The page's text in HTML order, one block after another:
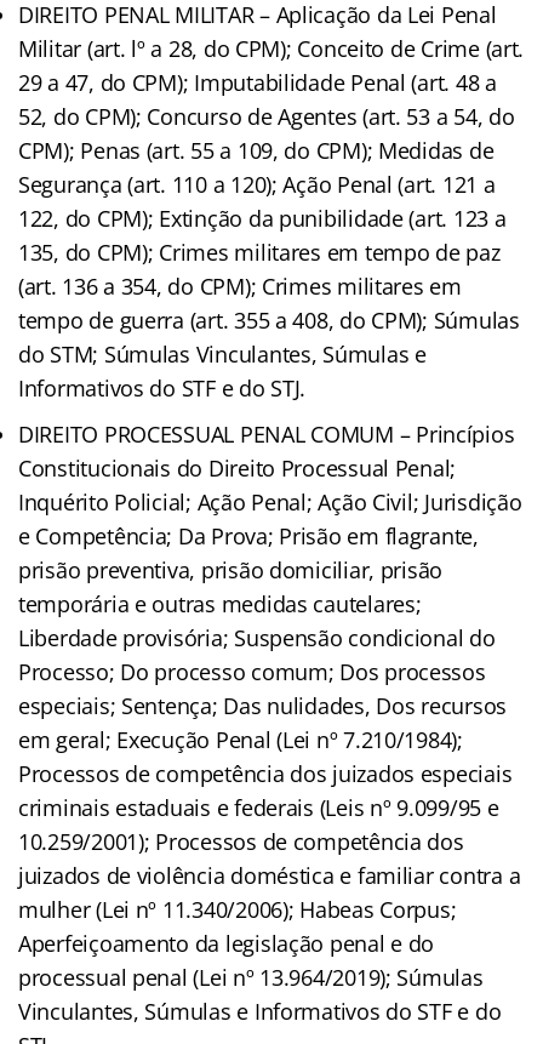
DIREITO PENAL MILITAR – Aplicação da Lei Penal
Militar (art. lº a 28, do CPM); Conceito de Crime (art.
29 a 47, do CPM); Imputabilidade Penal (art. 48 a
52, do CPM); Concurso de Agentes (art. 53 a 54, do
CPM); Penas (art. 55 a 109, do CPM); Medidas de
Segurança (art. 110 a 120); Ação Penal (art. 121 a
122, do CPM); Extinção da punibilidade (art. 123 a
135, do CPM); Crimes militares em tempo de paz
(art. 136 a 354, do CPM); Crimes militares em
tempo de guerra (art. 355 a 408, do CPM); Súmulas
do STM; Súmulas Vinculantes, Súmulas e
Informativos do STF e do STJ.
DIREITO PROCESSUAL PENAL COMUM – Princípios
Constitucionais do Direito Processual Penal;
Inquérito Policial; Ação Penal; Ação Civil; Jurisdição
e Competência; Da Prova; Prisão em flagrante,
prisão preventiva, prisão domiciliar, prisão
temporária e outras medidas cautelares;
Liberdade provisória; Suspensão condicional do
Processo; Do processo comum; Dos processos
especiais; Sentença; Das nulidades, Dos recursos
em geral; Execução Penal (Lei nº 7.210/1984);
Processos de competência dos juizados especiais
criminais estaduais e federais (Leis nº 9.099/95 e
10.259/2001); Processos de competência dos
juizados de violência doméstica e familiar contra a
mulher (Lei nº 11.340/2006); Habeas Corpus;
Aperfeiçoamento da legislação penal e do
processual penal (Lei nº 13.964/2019); Súmulas
Vinculantes, Súmulas e Informativos do STF e do